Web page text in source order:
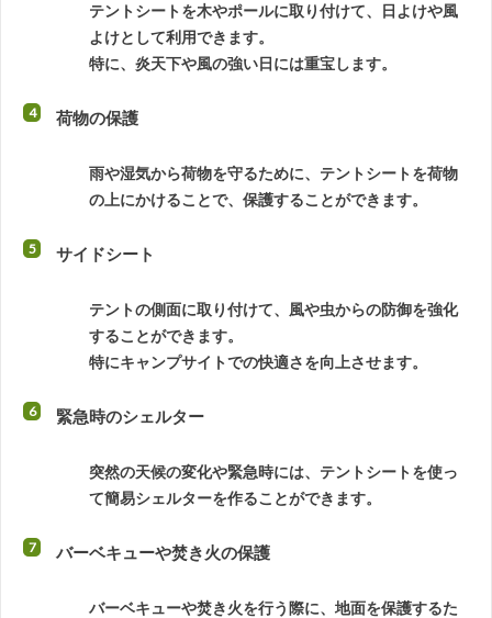
テントシートを木やポールに取り付けて、日よけや風
よけとして利用できます。
特に、炎天下や風の強い日には重宝します。
荷物の保護
雨や湿気から荷物を守るために、テントシートを荷物
の上にかけることで、保護することができます。
サイドシート
テントの側面に取り付けて、風や虫からの防御を強化
することができます。
特にキャンプサイトでの快適さを向上させます。
緊急時のシェルター
突然の天候の変化や緊急時には、テントシートを使っ
て簡易シェルターを作ることができます。
バーベキューや焚き火の保護
バーベキューや焚き火を行う際に、地面を保護するた